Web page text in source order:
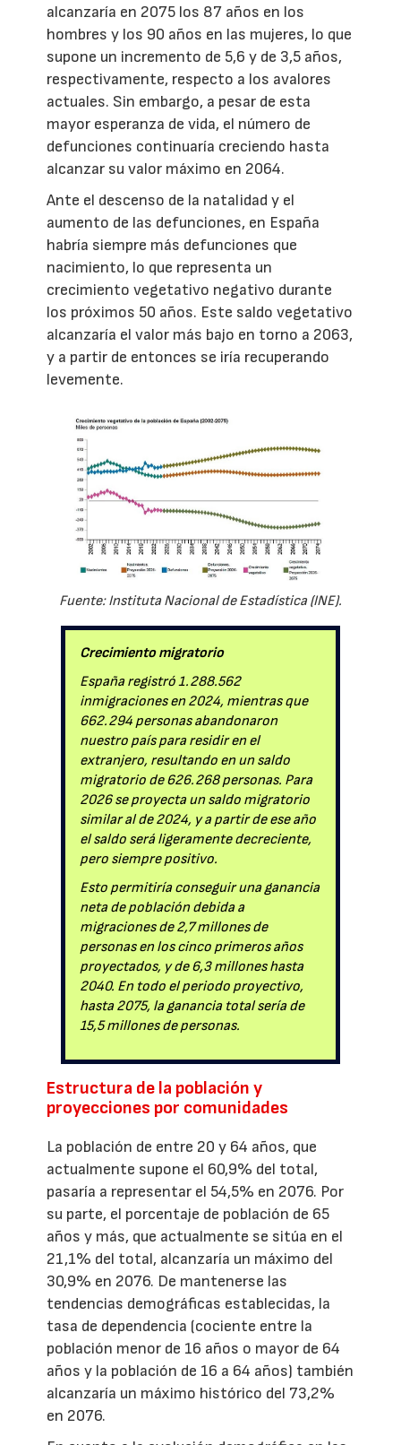
alcanzaría en 2075 los 87 años en los
hombres y los 90 años en las mujeres, lo que
supone un incremento de 5,6 y de 3,5 años,
respectivamente, respecto a los avalores
actuales. Sin embargo, a pesar de esta
mayor esperanza de vida, el número de
defunciones continuaría creciendo hasta
alcanzar su valor máximo en 2064.
Ante el descenso de la natalidad y el
aumento de las defunciones, en España
habría siempre más defunciones que
nacimiento, lo que representa un
crecimiento vegetativo negativo durante
los próximos 50 años. Este saldo vegetativo
alcanzaría el valor más bajo en torno a 2063,
y a partir de entonces se iría recuperando
levemente.
Fuente: Instituta Nacional de Estadística (INE).
Crecimiento migratorio
España registró 1.288.562
inmigraciones en 2024, mientras que
662.294 personas abandonaron
nuestro país para residir en el
extranjero, resultando en un saldo
migratorio de 626.268 personas. Para
2026 se proyecta un saldo migratorio
similar al de 2024, y a partir de ese año
el saldo será ligeramente decreciente,
pero siempre positivo.
Esto permitiría conseguir una ganancia
neta de población debida a
migraciones de 2,7 millones de
personas en los cinco primeros años
proyectados, y de 6,3 millones hasta
2040. En todo el periodo proyectivo,
hasta 2075, la ganancia total sería de
15,5 millones de personas.
Estructura de la población y
proyecciones por comunidades
La población de entre 20 y 64 años, que
actualmente supone el 60,9% del total,
pasaría a representar el 54,5% en 2076. Por
su parte, el porcentaje de población de 65
años y más, que actualmente se sitúa en el
21,1% del total, alcanzaría un máximo del
30,9% en 2076. De mantenerse las
tendencias demográficas establecidas, la
tasa de dependencia (cociente entre la
población menor de 16 años o mayor de 64
años y la población de 16 a 64 años) también
alcanzaría un máximo histórico del 73,2%
en 2076.